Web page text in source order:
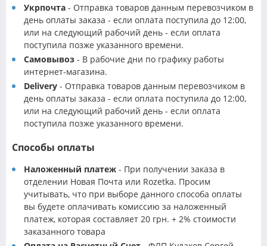
Укрпочта - Отправка товаров данным перевозчиком в
день оплаты заказа - если оплата поступила до 12:00,
или на следующий рабочий день - если оплата
поступила позже указанного времени.
Самовывоз - В рабочие дни по графику работы
интернет-магазина.
Delivery - Отправка товаров данным перевозчиком в
день оплаты заказа - если оплата поступила до 12:00,
или на следующий рабочий день - если оплата
поступила позже указанного времени.
Способы оплаты
Наложенный платеж - При получении заказа в
отделении Новая Почта или Rozetka. Просим
учитывать, что при выборе данного способа оплаты
вы будете оплачивать комиссию за наложенный
платеж, которая составляет 20 грн. + 2% стоимости
заказанного товара